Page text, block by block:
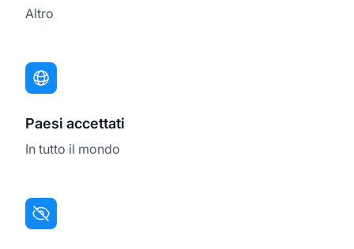
Altro
Paesi accettati
In tutto il mondo